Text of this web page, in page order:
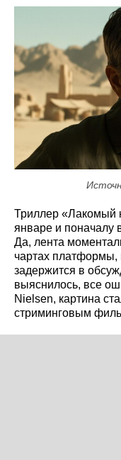
Триллер «Лакомый
январе и поначалу
Да, лента
чартах платформы,
задержится в
выяснилось, все
Nielsen, картина
стриминговым